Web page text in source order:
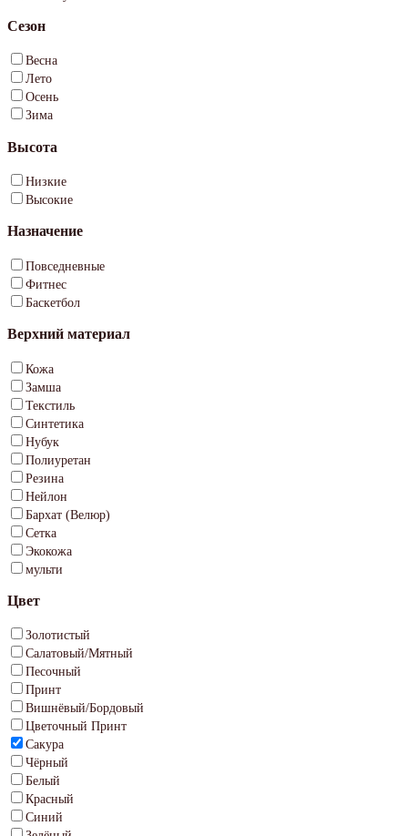
Сезон
Весна
Лето
Осень
Зима
Высота
Низкие
Высокие
Назначение
Повседневные
Фитнес
Баскетбол
Верхний материал
Кожа
Замша
Текстиль
Синтетика
Нубук
Полиуретан
Резина
Нейлон
Бархат (Велюр)
Сетка
Экокожа
мульти
Цвет
Золотистый
Салатовый/Мятный
Песочный
Принт
Вишнёвый/Бордовый
Цветочный Принт
Сакура
Чёрный
Белый
Красный
Синий